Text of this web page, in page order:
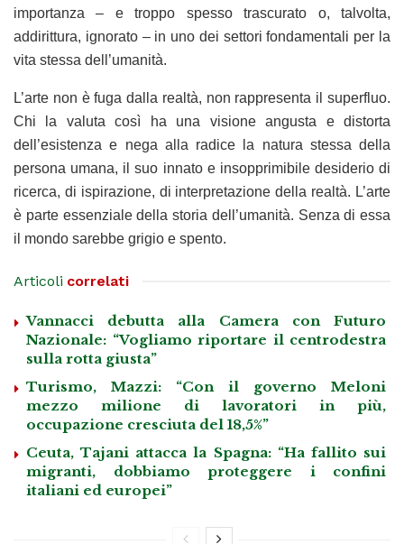
importanza – e troppo spesso trascurato o, talvolta,
addirittura, ignorato – in uno dei settori fondamentali per la
vita stessa dell’umanità.
L’arte non è fuga dalla realtà, non rappresenta il superfluo.
Chi la valuta così ha una visione angusta e distorta
dell’esistenza e nega alla radice la natura stessa della
persona umana, il suo innato e insopprimibile desiderio di
ricerca, di ispirazione, di interpretazione della realtà. L’arte
è parte essenziale della storia dell’umanità. Senza di essa
il mondo sarebbe grigio e spento.
Articoli correlati
Vannacci debutta alla Camera con Futuro
Nazionale: “Vogliamo riportare il centrodestra
sulla rotta giusta”
Turismo, Mazzi: “Con il governo Meloni
mezzo milione di lavoratori in più,
occupazione cresciuta del 18,5%”
Ceuta, Tajani attacca la Spagna: “Ha fallito sui
migranti, dobbiamo proteggere i confini
italiani ed europei”